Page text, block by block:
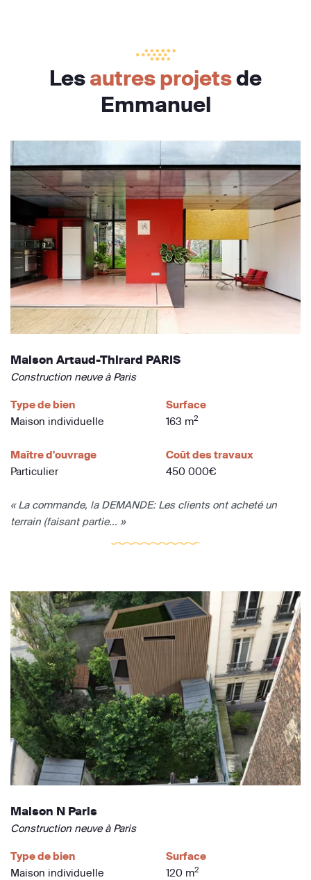
Lesautres projetsde
Emmanuel
Maison Artaud-Thirard PARIS
Construction neuve à Paris
Type de bien
Maison individuelle
Surface
163 m2
Maître d'ouvrage
Particulier
Coût des travaux
450 000€
« La commande, la DEMANDE: Les clients ont acheté un
terrain (faisant partie... »
Maison N Paris
Construction neuve à Paris
Type de bien
Maison individuelle
Surface
120 m2